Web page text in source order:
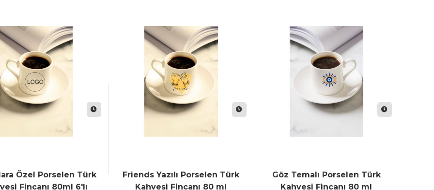
Özel Porselen Türk
Fincanı 80ml 6'lı
Friends Yazılı Porselen Türk
Kahvesi Fincanı 80 ml
Göz Temalı Porselen Türk
Kahvesi Fincanı 80 ml